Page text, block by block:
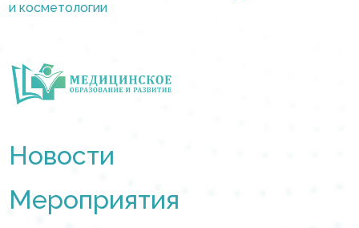
и косметологии
Новости
Мероприятия